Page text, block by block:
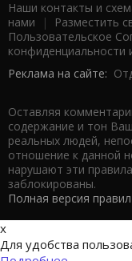
Наши контакты и
нами | Разместить
Пользовательское
конфиденциальности
Реклама на сайте:
Оставляя
содержание и тон
реальных людей,
отношение к данной
нарушают эти
заблокированы.
Полная версия правил
x
Для удобства